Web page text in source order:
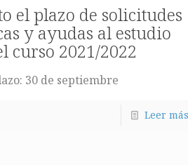
el plazo de solicitudes
y ayudas al estudio
curso 2021/2022
30 de septiembre
Leer